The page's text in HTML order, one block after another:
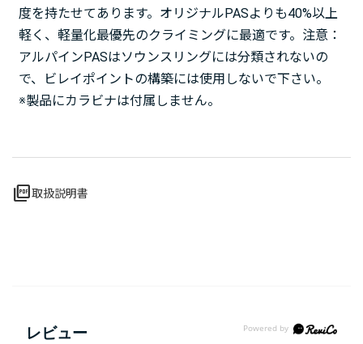
度を持たせてあります。オリジナルPASよりも40%以上
軽く、軽量化最優先のクライミングに最適です。注意：
アルパインPASはソウンスリングには分類されないの
で、ビレイポイントの構築には使用しないで下さい。
※製品にカラビナは付属しません。
picture_as_pdf取扱説明書
レビュー